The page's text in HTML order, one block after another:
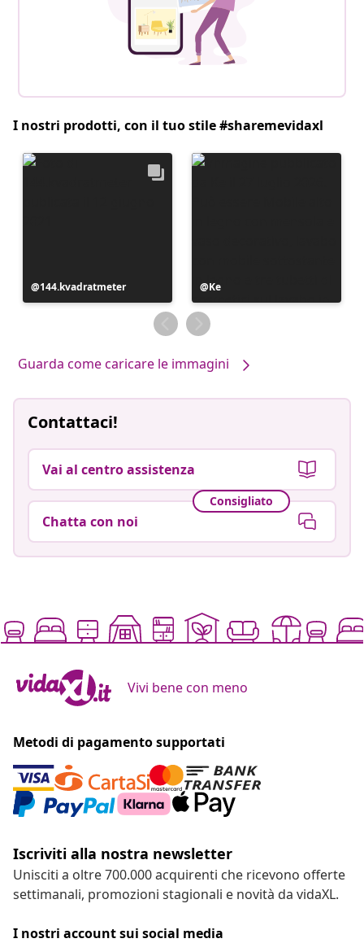
I nostri prodotti, con il tuo stile #sharemevidaxl
Post
pubblicato
144.kvadratmeter
Post
pubblicato
da
Ke
Guarda come caricare le immagini
Contattaci!
Vai al centro assistenza
Consigliato
Chatta con noi
Vivi bene con meno
Metodi di pagamento supportati
Iscriviti alla nostra newsletter
Unisciti a oltre 700.000 acquirenti che ricevono offerte
settimanali, promozioni stagionali e novità da vidaXL.
I nostri account sui social media